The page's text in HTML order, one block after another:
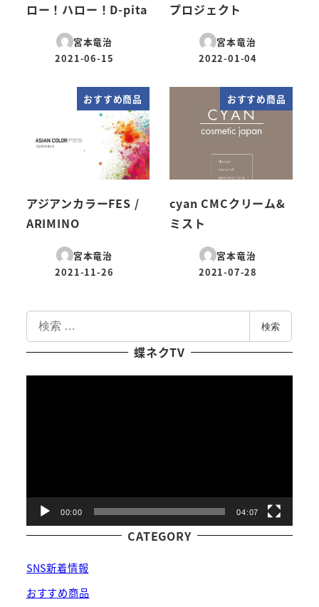
ロー！ハロー！D-pita
宮本竜治
投稿日
2021-06-15
プロジェクト
宮本竜治
投稿日
2022-01-04
おすすめ商品
アジアンカラーFES /
ARIMINO
宮本竜治
投稿日
2021-11-26
おすすめ商品
cyan CMCクリーム&
ミスト
宮本竜治
投稿日
2021-07-28
索
検索
蝶ネクTV
00:00 04:07
CATEGORY
SNS新着情報
おすすめ商品